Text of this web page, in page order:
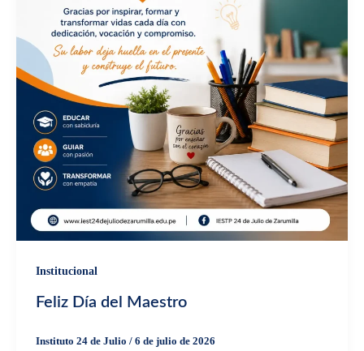
Institucional
Feliz Día del Maestro
Instituto 24 de Julio / 6 de julio de 2026